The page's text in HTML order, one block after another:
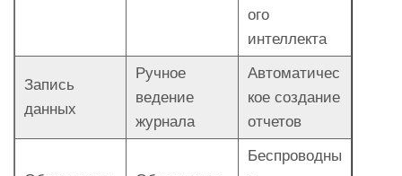
ого
интеллекта
Запись
данных
Ручное
ведение
журнала
Автоматичес
кое создание
отчетов
Беспроводны